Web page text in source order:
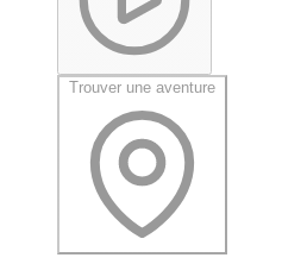
Trouver une aventure